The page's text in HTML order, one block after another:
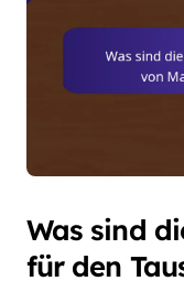
Was sind
für den